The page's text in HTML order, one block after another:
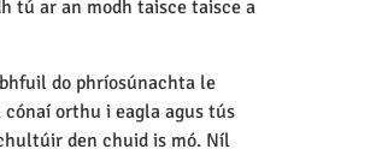
tú ar an modh taisce taisce a
do phríosúnachta le
orthu i eagla agus tús
den chuid is mó. Níl